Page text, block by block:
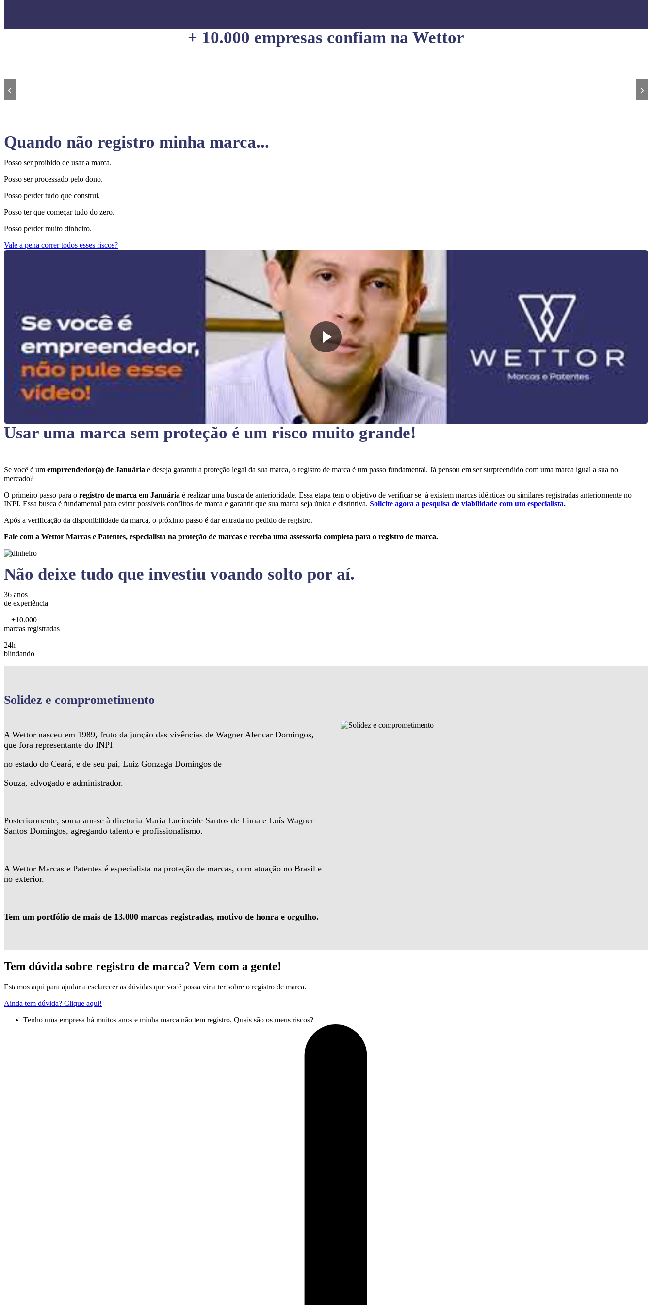
+ 10.000 empresas confiam na Wettor
‹ ›
Quando não registro minha marca...
Posso ser proibido de usar a marca.
Posso ser processado pelo dono.
Posso perder tudo que construi.
Posso ter que começar tudo do zero.
Posso perder muito dinheiro.
Vale a pena correr todos esses riscos?
Usar uma marca sem proteção é um risco muito grande!
Se você é um empreendedor(a) de Januária e deseja garantir a proteção legal da sua marca, o registro de marca é um passo fundamental. Já pensou em ser surpreendido com uma marca igual a sua no
mercado?
O primeiro passo para o registro de marca em Januária é realizar uma busca de anterioridade. Essa etapa tem o objetivo de verificar se já existem marcas idênticas ou similares registradas anteriormente no
INPI. Essa busca é fundamental para evitar possíveis conflitos de marca e garantir que sua marca seja única e distintiva. Solicite agora a pesquisa de viabilidade com um especialista.
Após a verificação da disponibilidade da marca, o próximo passo é dar entrada no pedido de registro.
Fale com a Wettor Marcas e Patentes, especialista na proteção de marcas e receba uma assessoria completa para o registro de marca.
Não deixe tudo que investiu voando solto por aí.
36 anos
de experiência
+10.000
marcas registradas
24h
blindando
Solidez e comprometimento
A Wettor nasceu em 1989, fruto da junção das vivências de Wagner Alencar Domingos,
que fora representante do INPI
no estado do Ceará, e de seu pai, Luiz Gonzaga Domingos de
Souza, advogado e administrador.
Posteriormente, somaram-se à diretoria Maria Lucineide Santos de Lima e Luís Wagner
Santos Domingos, agregando talento e profissionalismo.
A Wettor Marcas e Patentes é especialista na proteção de marcas, com atuação no Brasil e
no exterior.
Tem um portfólio de mais de 13.000 marcas registradas, motivo de honra e orgulho.
Tem dúvida sobre registro de marca? Vem com a gente!
Estamos aqui para ajudar a esclarecer as dúvidas que você possa vir a ter sobre o registro de marca.
Ainda tem dúvida? Clique aqui!
Tenho uma empresa há muitos anos e minha marca não tem registro. Quais são os meus riscos?